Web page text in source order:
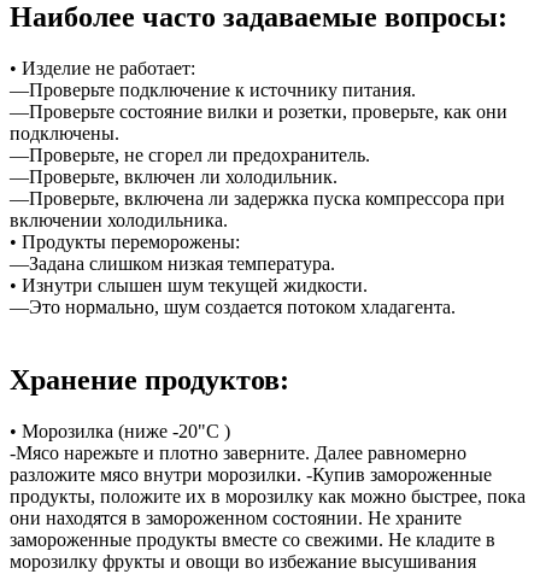
Наиболее часто задаваемые вопросы:
• Изделие не работает:
—Проверьте подключение к источнику питания.
—Проверьте состояние вилки и розетки, проверьте, как они
подключены.
—Проверьте, не сгорел ли предохранитель.
—Проверьте, включен ли холодильник.
—Проверьте, включена ли задержка пуска компрессора при
включении холодильника.
• Продукты переморожены:
—Задана слишком низкая температура.
• Изнутри слышен шум текущей жидкости.
—Это нормально, шум создается потоком хладагента.
Хранение продуктов:
• Морозилка (ниже -20"C )
-Мясо нарежьте и плотно заверните. Далее равномерно
разложите мясо внутри морозилки. -Купив замороженные
продукты, положите их в морозилку как можно быстрее, пока
они находятся в замороженном состоянии. Не храните
замороженные продукты вместе со свежими. Не кладите в
морозилку фрукты и овощи во избежание высушивания